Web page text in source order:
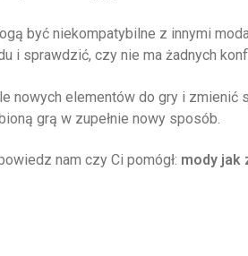
być niekompatybilne z innymi
i sprawdzić, czy nie ma żadnych
nowych elementów do gry i zmienić
grą w zupełnie nowy sposób.
nam czy Ci pomógł: mody jak